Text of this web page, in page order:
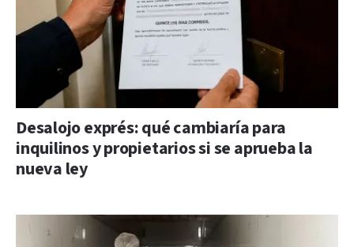
Desalojo exprés: qué cambiaría para
inquilinos y propietarios si se aprueba la
nueva ley